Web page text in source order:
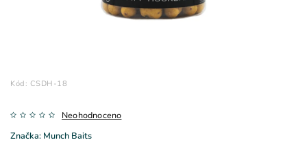
Kód: CSDH-18
Neohodnoceno
Značka: Munch Baits